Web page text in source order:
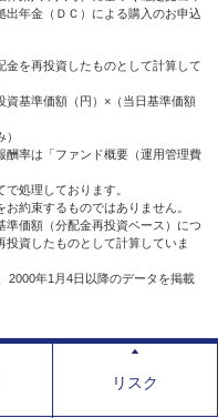
年金（ＤＣ）による購入のお申込
を再投資したものとして計算して
資基準価額（円）×（当日基準価額
率は「ファンド概要（運用管理費
処理しております。
約束するものではありません。
価額（分配金再投資ベース）につ
資したものとして計算していま
2000年1月4日以降のデータを掲載
リスク